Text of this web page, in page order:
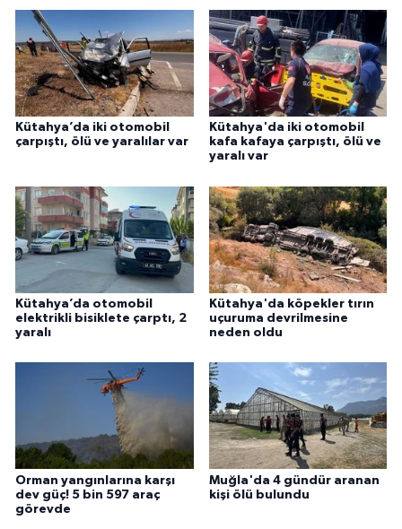
Kütahya’da iki otomobil
çarpıştı, ölü ve yaralılar var
Kütahya'da iki otomobil
kafa kafaya çarpıştı, ölü ve
yaralı var
Kütahya’da otomobil
elektrikli bisiklete çarptı, 2
yaralı
Kütahya'da köpekler tırın
uçuruma devrilmesine
neden oldu
Orman yangınlarına karşı
dev güç! 5 bin 597 araç
görevde
Muğla'da 4 gündür aranan
kişi ölü bulundu